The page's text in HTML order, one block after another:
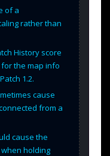
of a
rather than
History score
for the map info
1.2.
cause
from a
cause the
holding